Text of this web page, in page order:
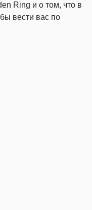
Ring и о том, что в
вести вас по